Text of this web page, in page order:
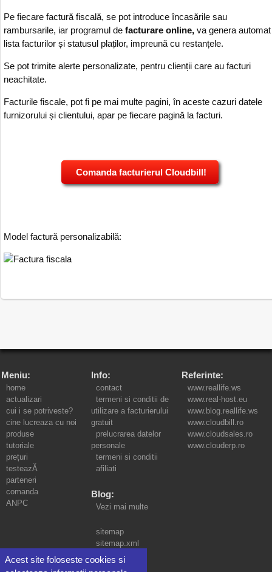
Acest site foloseste cookies si
Pe fiecare factură fiscală, se pot introduce încasările sau
rambursarile, iar programul de facturare online, va genera automat
lista facturilor și statusul plaților, impreună cu restanțele.
Se pot trimite alerte personalizate, pentru clienții care au facturi
neachitate.
Facturile fiscale, pot fi pe mai multe pagini, în aceste cazuri datele
furnizorului și clientului, apar pe fiecare pagină la facturi.
Comanda facturierul Cloudbill!
Model factură personalizabilă:
Meniu:
home
actualizari
cui i se potriveste?
cine lucreaza cu noi
produse
tutoriale
prețuri
testeazĂ
parteneri
comanda
ANPC
Info:
contact
termeni si conditii de
utilizare a facturierului
gratuit
prelucrarea datelor
personale
termeni si conditii
afiliati
Blog:
Vezi mai multe
sitemap
sitemap.xml
Referinte:
www.reallife.ws
www.real-host.eu
www.blog.reallife.ws
www.cloudbill.ro
www.cloudsales.ro
www.clouderp.ro